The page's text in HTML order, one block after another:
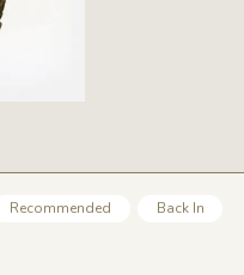
Recommended Back In